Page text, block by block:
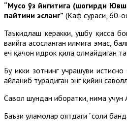
“Мусо ўз йигитига (шогирди
пайтини эсланг” (Каҳф сураси, 60-
Таъкидлаш керакки, ушбу қисса
ваҳийга асосланган илмига эмас,
ҳеч қачон идрок қила олмайдиган
Бу икки зотнинг учрашуви
айланиб турадиган энг қийин
Савол шундан иборатки, нима учун
Баъзи уламолар оятдаги “солиҳ